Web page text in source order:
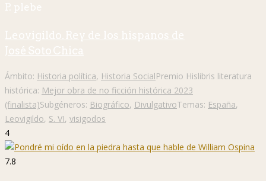
P. plebe
Leovigildo. Rey de los hispanos de
José Soto Chica
Ámbito: Historia política, Historia SocialPremio Hislibris literatura
histórica: Mejor obra de no ficción histórica 2023
(finalista)Subgéneros: Biográfico, DivulgativoTemas: España,
Leovigildo, S. VI, visigodos
4
7.8